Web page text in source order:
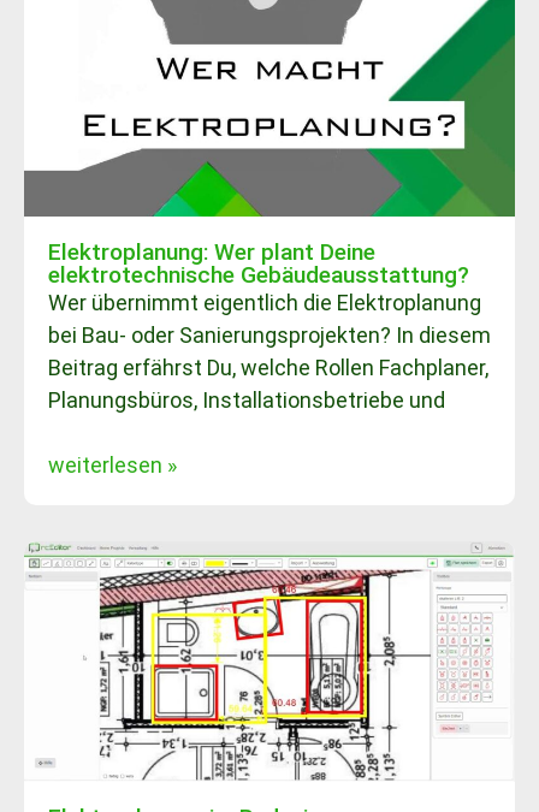
Elektroplanung: Wer plant Deine
elektrotechnische Gebäudeausstattung?
Wer übernimmt eigentlich die Elektroplanung
bei Bau- oder Sanierungsprojekten? In diesem
Beitrag erfährst Du, welche Rollen Fachplaner,
Planungsbüros, Installationsbetriebe und
weiterlesen »